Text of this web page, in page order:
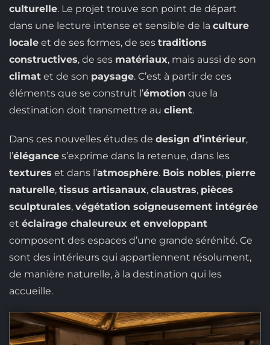
culturelle. Le projet trouve son point de départ
dans une lecture intense et sensible de la culture
localeet de ses formes, de ses traditions
constructives, de ses matériaux, mais aussi de son
climatet de son paysage. C’est à partir de ces
éléments que se construit l’émotion que la
destination doit transmettre au client.
Dans ces nouvelles études de design d’intérieur,
l’élégances’exprime dans la retenue, dans les
textures et dans l’atmosphère. Bois nobles, pierre
naturelle, tissus artisanaux, claustras, pièces
sculpturales, végétation soigneusement intégrée
et éclairage chaleureux et enveloppant
composent des espaces d’une grande sérénité. Ce
sont des intérieurs qui appartiennent résolument,
de manière naturelle, à la destination qui les
accueille.